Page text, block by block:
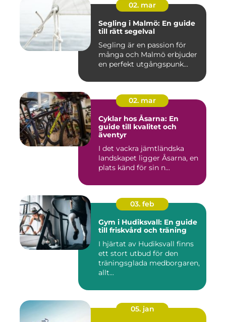
02. mar
Segling i Malmö: En guide
till rätt segelval
Segling är en passion för
många och Malmö erbjuder
en perfekt utgångspunk...
02. mar
Cyklar hos Åsarna: En
guide till kvalitet och
äventyr
I det vackra jämtländska
landskapet ligger Åsarna, en
plats känd för sin n...
03. feb
Gym i Hudiksvall: En guide
till friskvård och träning
I hjärtat av Hudiksvall finns
ett stort utbud för den
träningsglada medborgaren,
allt...
05. jan